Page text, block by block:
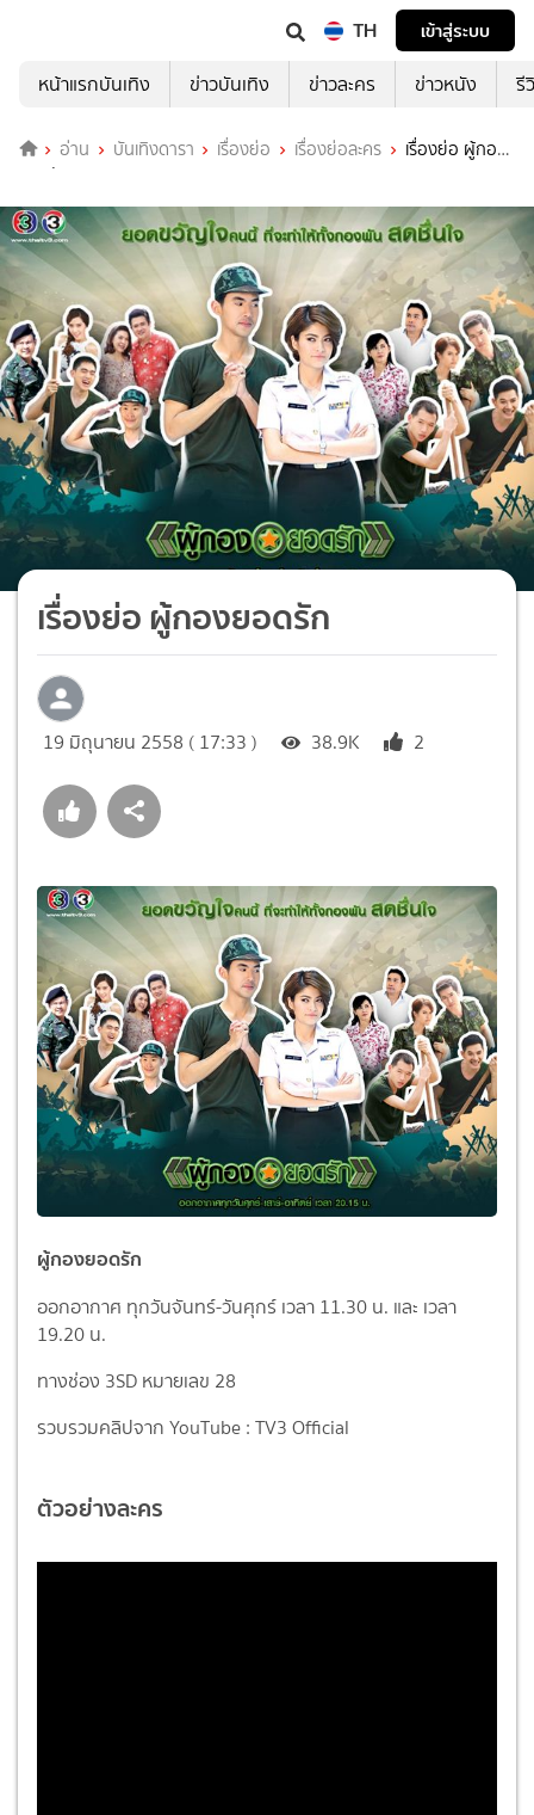
TH
เข้าสู่ระบบ
หน้าแรกบันเทิง
ข่าวบันเทิง ข่าวละคร ข่าวหนัง รี
อ่าน บันเทิงดารา เรื่องย่อ เรื่องย่อละคร
เรื่องย่อ ผู้กอง
ยอดรัก
เรื่องย่อ ผู้กองยอดรัก
19 มิถุนายน 2558 ( 17:33 ) 38.9K 2
ผู้กองยอดรัก
ออกอากาศ ทุกวันจันทร์-วันศุกร์ เวลา 11.30 น. และ เวลา
19.20 น.
ทางช่อง 3SD หมายเลข 28
รวบรวมคลิปจาก YouTube : TV3 Official
ตัวอย่างละคร